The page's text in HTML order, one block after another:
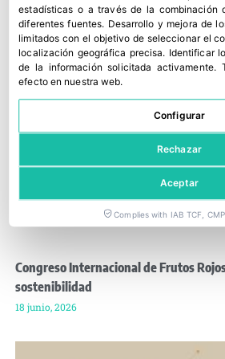
Congreso Internacional de Frutos
sostenibilidad
18 junio, 2026
estadísticas o a través de la combinación
diferentes fuentes. Desarrollo y mejora de
limitados con el objetivo de seleccionar el
localización geográfica precisa. Identificar
de la información solicitada activamente.
efecto en nuestra web.
Configurar
Rechazar
Aceptar
Complies with IAB TCF,